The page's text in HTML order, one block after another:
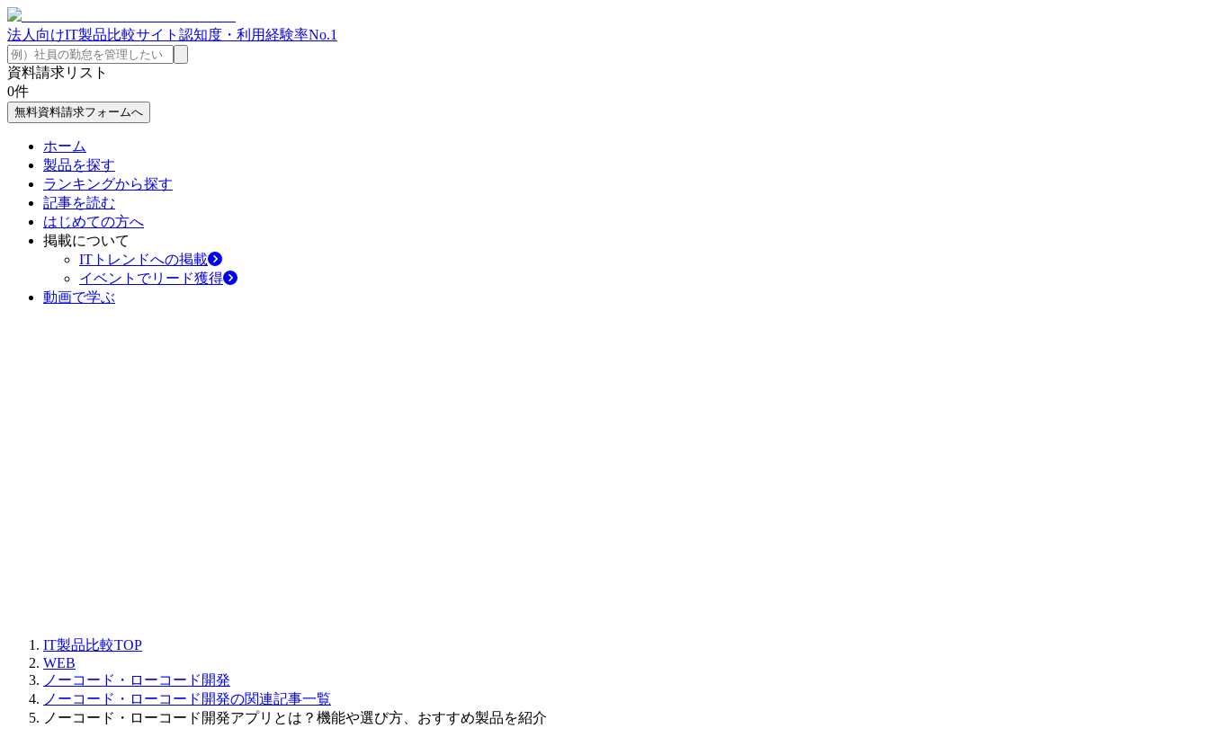
法人向けIT製品比較サイト 認知度・利用経験率No.1
資料請求リスト
0件
無料資料請求フォームへ
ホーム
製品を探す
ランキングから探す
記事を読む
はじめての方へ
掲載について
ITトレンドへの掲載
イベントでリード獲得
動画で学ぶ
IT製品比較TOP
WEB
ノーコード・ローコード開発
ノーコード・ローコード開発の関連記事一覧
ノーコード・ローコード開発アプリとは？機能や選び方、おすすめ製品を紹介